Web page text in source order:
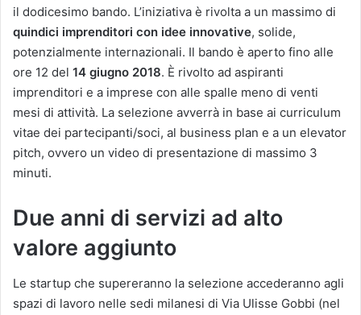
il dodicesimo bando. L’iniziativa è rivolta a un massimo di
quindici imprenditori con idee innovative, solide,
potenzialmente internazionali. Il bando è aperto fino alle
ore 12 del 14 giugno 2018. È rivolto ad aspiranti
imprenditori e a imprese con alle spalle meno di venti
mesi di attività. La selezione avverrà in base ai curriculum
vitae dei partecipanti/soci, al business plan e a un elevator
pitch, ovvero un video di presentazione di massimo 3
minuti.
Due anni di servizi ad alto
valore aggiunto
Le startup che supereranno la selezione accederanno agli
spazi di lavoro nelle sedi milanesi di Via Ulisse Gobbi (nel